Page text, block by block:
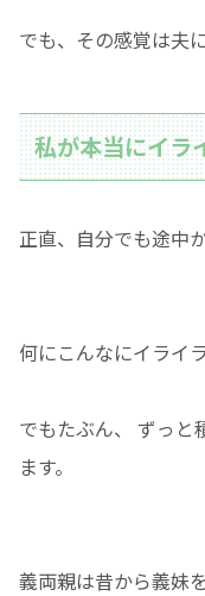
でも、その感覚は夫
私が本当にイラ
正直、自分でも途中
何にこんなにイライ
でもたぶん、 ずっと
ます。
義両親は昔から義妹